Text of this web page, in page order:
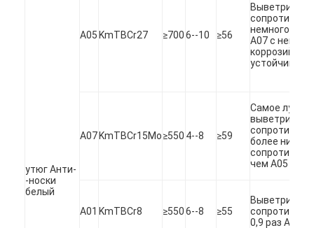
продукты
утюг Анти-
-носки
белый
A05 KmTBCr27 ≥700 6--10 ≥56
Выветритесь
немного
A07 с
коррозийной
A07 KmTBCr15Mo≥550 4--8 ≥59
Самое
более низкое
чем A05
A01 KmTBCr8 ≥550 6--8 ≥55
Выветритесь
0,9 раз A05.